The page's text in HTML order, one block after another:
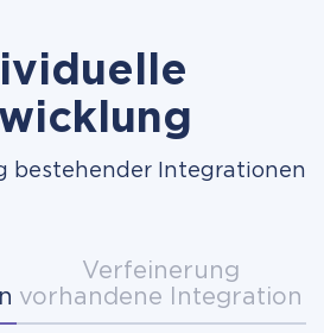
bestehender Integrationen
Verfeinerung
vorhandene Integration